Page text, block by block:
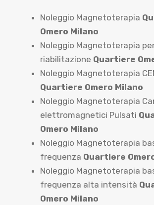
Noleggio Magnetoterapia
Omero Milano
Noleggio Magnetoterapia
riabilitazione Quartiere
Noleggio Magnetoterapia
Quartiere Omero Milano
Noleggio Magnetoterapia
elettromagnetici Pulsati
Omero Milano
Noleggio Magnetoterapia
frequenza Quartiere
Noleggio Magnetoterapia
frequenza alta intensità
Omero Milano